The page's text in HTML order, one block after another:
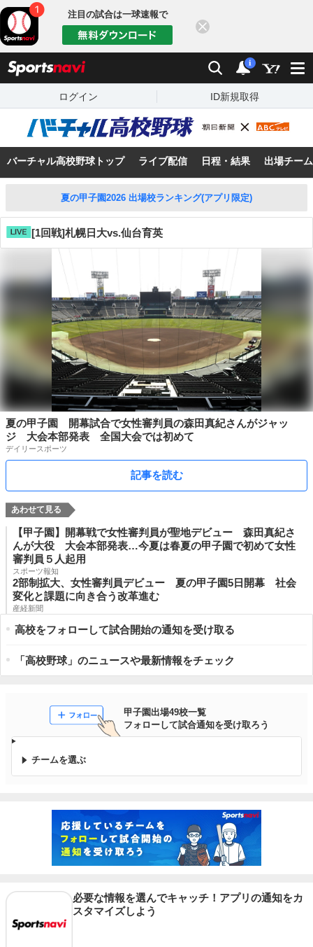
注目の試合は一球速報で
検索
通知数：
i
ログイン ID新規取得
バーチャル高校野球トップ ライブ配信 日程・結果 出場チーム
夏の甲子園2026 出場校ランキング(アプリ限定)
[1回戦]札幌日大vs.仙台育英
夏の甲子園 開幕試合で女性審判員の森田真紀さんがジャッ
ジ 大会本部発表 全国大会では初めて
デイリースポーツ
記事を読む
【甲子園】開幕戦で女性審判員が聖地デビュー 森田真紀さ
んが大役 大会本部発表…今夏は春夏の甲子園で初めて女性
審判員５人起用
スポーツ報知
2部制拡大、女性審判員デビュー 夏の甲子園5日開幕 社会
変化と課題に向き合う改革進む
産経新聞
高校をフォローして試合開始の通知を受け取る
「高校野球」のニュースや最新情報をチェック
甲子園出場49校一覧
フォローして試合通知を受け取ろう
チームを選ぶ
必要な情報を選んでキャッチ！アプリの通知をカ
スタマイズしよう